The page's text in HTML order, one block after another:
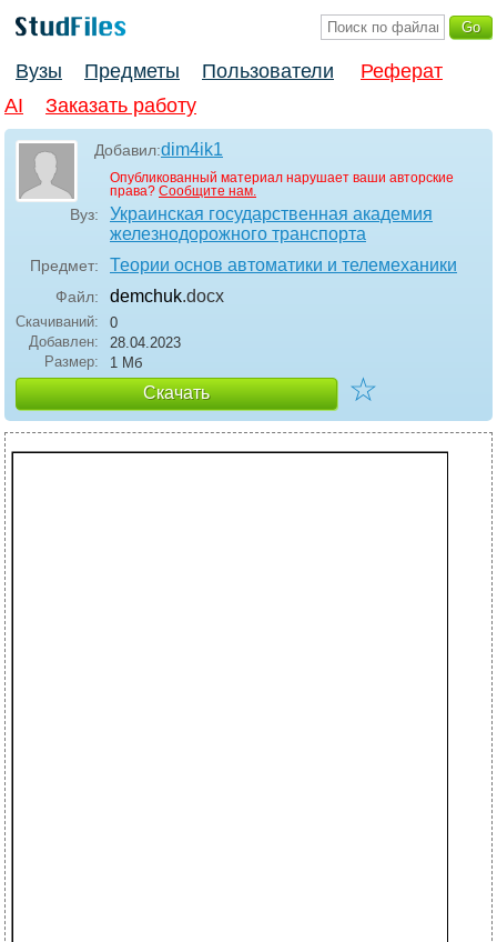
Вузы Предметы Пользователи
Реферат
AI
Заказать работу
Добавил:dim4ik1
Опубликованный материал нарушает ваши авторские
права? Сообщите нам.
Вуз:
Украинская государственная академия
железнодорожного транспорта
Предмет: Теории основ автоматики и телемеханики
Файл: demchuk.docx
Скачиваний:
0
Добавлен:
28.04.2023
Размер:
1 Мб
Скачать ☆